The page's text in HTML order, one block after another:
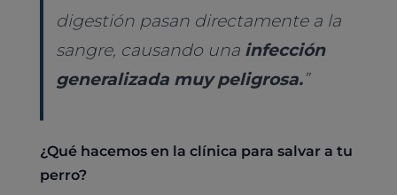
digestión pasan directamente a la
sangre, causando una infección
generalizada muy peligrosa.”
¿Qué hacemos en la clínica para salvar a tu
perro?